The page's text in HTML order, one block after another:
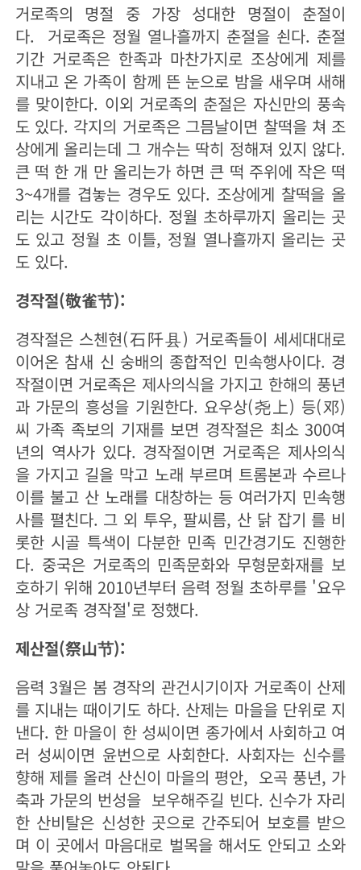
거로족의 명절 중 가장 성대한 명절이 춘절이
다. 거로족은 정월 열나흘까지 춘절을 쇤다. 춘절
기간 거로족은 한족과 마찬가지로 조상에게 제를
지내고 온 가족이 함께 뜬 눈으로 밤을 새우며 새해
를 맞이한다. 이외 거로족의 춘절은 자신만의 풍속
도 있다. 각지의 거로족은 그믐날이면 찰떡을 쳐 조
상에게 올리는데 그 개수는 딱히 정해져 있지 않다.
큰 떡 한 개 만 올리는가 하면 큰 떡 주위에 작은 떡
3~4개를 겹놓는 경우도 있다. 조상에게 찰떡을 올
리는 시간도 각이하다. 정월 초하루까지 올리는 곳
도 있고 정월 초 이틀, 정월 열나흘까지 올리는 곳
도 있다.
경작절(敬雀节):
경작절은 스첸현(石阡县) 거로족들이 세세대대로
이어온 참새 신 숭배의 종합적인 민속행사이다. 경
작절이면 거로족은 제사의식을 가지고 한해의 풍년
과 가문의 흥성을 기원한다. 요우상(尧上) 등(邓)
씨 가족 족보의 기재를 보면 경작절은 최소 300여
년의 역사가 있다. 경작절이면 거로족은 제사의식
을 가지고 길을 막고 노래 부르며 트롬본과 수르나
이를 불고 산 노래를 대창하는 등 여러가지 민속행
사를 펼친다. 그 외 투우, 팔씨름, 산 닭 잡기 를 비
롯한 시골 특색이 다분한 민족 민간경기도 진행한
다. 중국은 거로족의 민족문화와 무형문화재를 보
호하기 위해 2010년부터 음력 정월 초하루를 '요우
상 거로족 경작절'로 정했다.
제산절(祭山节):
음력 3월은 봄 경작의 관건시기이자 거로족이 산제
를 지내는 때이기도 하다. 산제는 마을을 단위로 지
낸다. 한 마을이 한 성씨이면 종가에서 사회하고 여
러 성씨이면 윤번으로 사회한다. 사회자는 신수를
향해 제를 올려 산신이 마을의 평안, 오곡 풍년, 가
축과 가문의 번성을 보우해주길 빈다. 신수가 자리
한 산비탈은 신성한 곳으로 간주되어 보호를 받으
며 이 곳에서 마음대로 벌목을 해서도 안되고 소와